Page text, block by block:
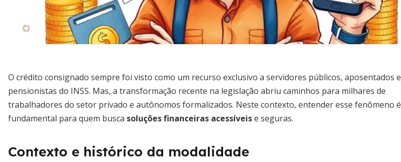
O crédito consignado sempre foi visto como um recurso exclusivo a servidores públicos, aposentados e
pensionistas do INSS. Mas, a transformação recente na legislação abriu caminhos para milhares de
trabalhadores do setor privado e autônomos formalizados. Neste contexto, entender esse fenômeno é
fundamental para quem busca soluções financeiras acessíveise seguras.
Contexto e histórico da modalidade